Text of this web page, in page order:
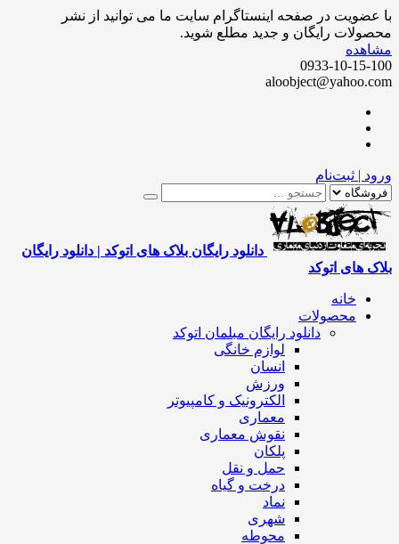
در صفحه اینستاگرام سایت ما می توانید از نشر
رایگان و جدید مطلع شوید.
0933-10-
| ثبت‌نام
دانلود رایگان بلاک های اتوکد | دانلود رایگان
های اتوکد
خانه
محصولات
دانلود رایگان مبلمان اتوکد
لوازم خانگی
انسان
ورزش
الکترونیک و کامپیوتر
معماری
نقوش معماری
پلکان
حمل و نقل
درخت و گیاه
نماد
شهری
محوطه